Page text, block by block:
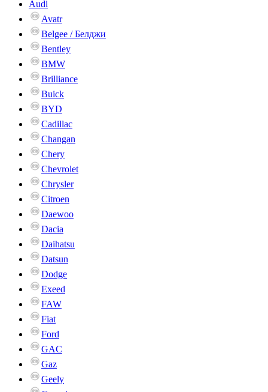
Audi
Avatr
Belgee / Белджи
Bentley
BMW
Brilliance
Buick
BYD
Cadillac
Changan
Chery
Chevrolet
Chrysler
Citroen
Daewoo
Dacia
Daihatsu
Datsun
Dodge
Exeed
FAW
Fiat
Ford
GAC
Gaz
Geely